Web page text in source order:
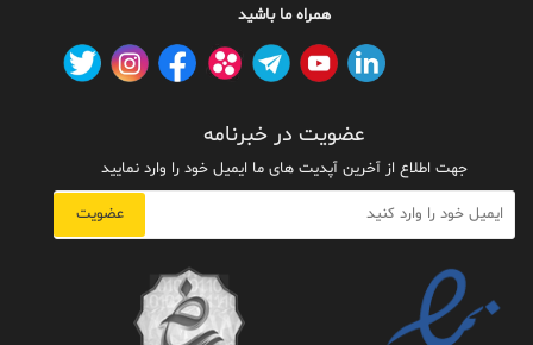
همراه ما باشید
عضویت در خبرنامه
جهت اطلاع از آخرین آپدیت های ما ایمیل خود را وارد نمایید
عضویت